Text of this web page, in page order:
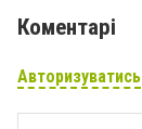
Коментарі
Авторизуватись